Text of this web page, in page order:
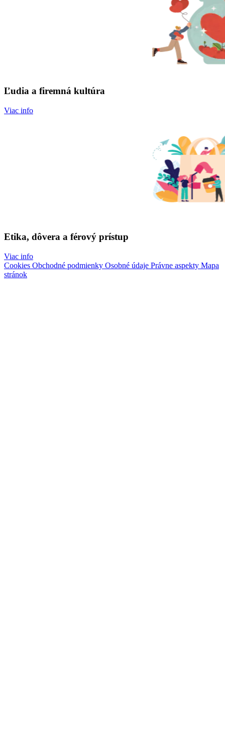
Ľudia a firemná kultúra
Viac info
Etika, dôvera a férový prístup
Viac info
Cookies Obchodné podmienky Osobné údaje Právne aspekty Mapa
stránok